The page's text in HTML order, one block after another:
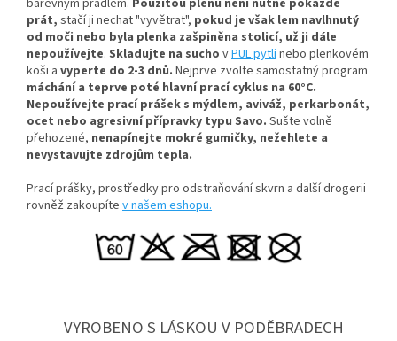
barevným prádlem. Použitou plenu není nutné pokaždé
prát, stačí ji nechat "vyvětrat", pokud je však lem navlhnutý
od moči nebo byla plenka zašpiněna stolicí, už ji dále
nepoužívejte. Skladujte na sucho vPUL pytlinebo plenkovém
koši a vyperte do 2-3 dnů. Nejprve zvolte samostatný program
máchání a teprve poté hlavní prací cyklus na 60°C.
Nepoužívejte prací prášek s mýdlem, aviváž, perkarbonát,
ocet nebo agresivní přípravky typu Savo. Sušte volně
přehozené, nenapínejte mokré gumičky, nežehlete a
nevystavujte zdrojům tepla.
Prací prášky, prostředky pro odstraňování skvrn a další drogerii
rovněž zakoupíte v našem eshopu.
VYROBENO S LÁSKOU V PODĚBRADECH